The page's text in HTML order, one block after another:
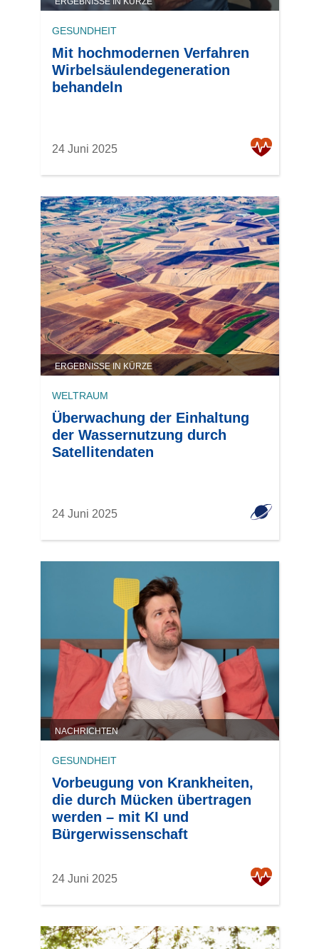
GESUNDHEIT
Mit hochmodernen Verfahren
Wirbelsäulendegeneration
behandeln
24 Juni 2025
ERGEBNISSE IN KÜRZE
WELTRAUM
Überwachung der Einhaltung
der Wassernutzung durch
Satellitendaten
24 Juni 2025
NACHRICHTEN
GESUNDHEIT
Vorbeugung von Krankheiten,
die durch Mücken übertragen
werden – mit KI und
Bürgerwissenschaft
24 Juni 2025